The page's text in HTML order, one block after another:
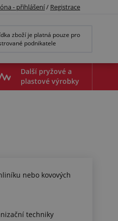
- přihlášení/ Registrace
zboží je platná pouze pro
podnikatele
Další pryžové a
plastové výrobky
nebo kovových
techniky